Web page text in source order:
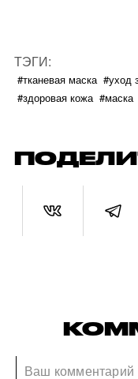
ТЭГИ:
#тканевая маска #уход
#здоровая кожа #маска